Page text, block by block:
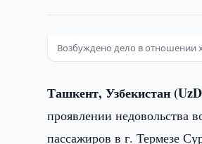
Возбуждено дело в отношении
Ташкент, Узбекистан
проявлении недовольства
пассажиров в г. Термезе